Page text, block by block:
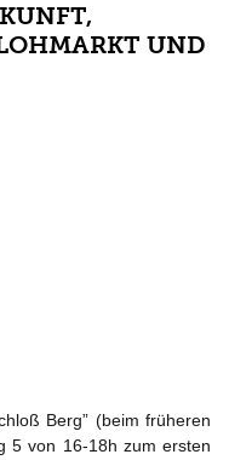
UND
Berg” (beim früheren
5 von 16-18h zum ersten